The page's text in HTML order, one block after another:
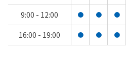
9:00 - 12:00
● ● ●
16:00 - 19:00 ● ● ●